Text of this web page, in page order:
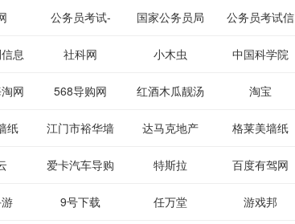
享下载平台 的活动线报资
源分享网站
零
公务员考试-
中公教育网
国家公务员局 公务员考试信
息网
息 社科网 小木虫 中国科学院
网 568导购网 红酒木瓜靓汤
官网
淘宝
纸 江门市裕华墙
纸
达马克地产 格莱美墙纸
爱卡汽车导购 特斯拉 百度有驾网
9号下载 任万堂 游戏邦